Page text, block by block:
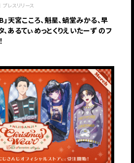
プレスリリース
天宮こころ、魁星、蝸堂みかる、早
あるてぃめっとくりえいたーず のフ